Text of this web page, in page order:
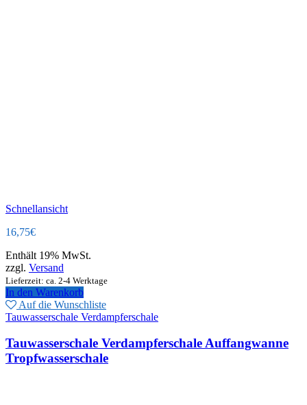
Schnellansicht
16,75€
Enthält 19% MwSt.
zzgl. Versand
Lieferzeit: ca. 2-4 Werktage
In den Warenkorb
Auf die Wunschliste
Tauwasserschale Verdampferschale
Tauwasserschale Verdampferschale Auffangwanne
Tropfwasserschale